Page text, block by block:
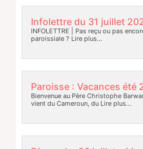
Infolettre du 31 juillet
INFOLETTRE | Pas reçu ou pas
paroissiale ? Lire plus…
Paroisse : Vacances été
Bienvenue au Père Christophe
vient du Cameroun, duLire plus…